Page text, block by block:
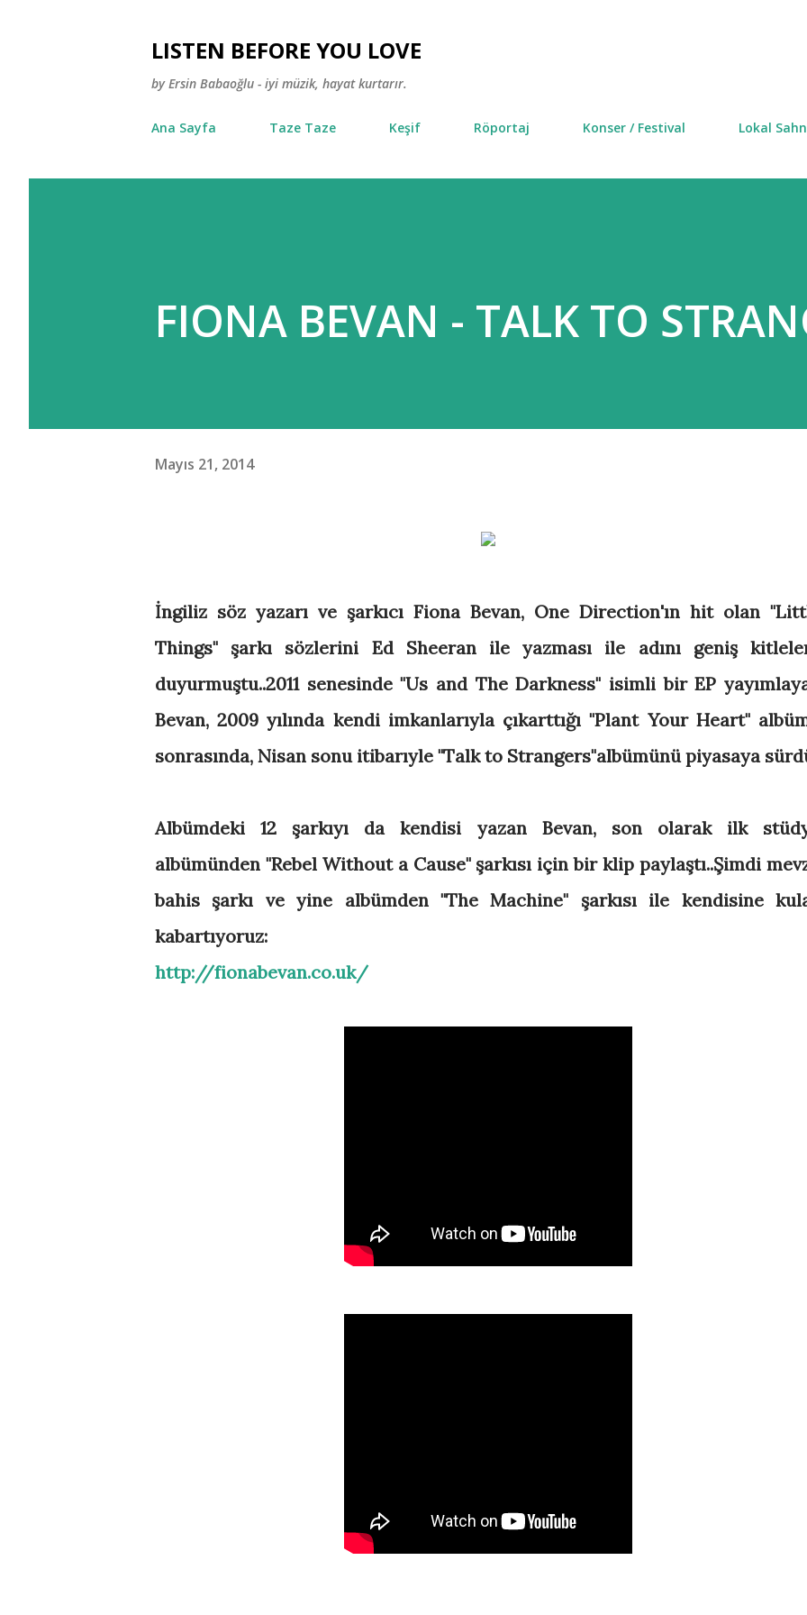
LISTEN BEFORE YOU LOVE
by Ersin Babaoğlu - iyi müzik, hayat kurtarır.
Ana Sayfa Taze Taze Keşif Röportaj Konser / Festival Lokal
FIONA BEVAN - TALK TO
Mayıs 21, 2014
İngiliz söz yazarı ve şarkıcı Fiona Bevan, One Direction'ın hit olan
Things" şarkı sözlerini Ed Sheeran ile yazması ile adını geniş
duyurmuştu..2011 senesinde "Us and The Darkness" isimli bir EP
Bevan, 2009 yılında kendi imkanlarıyla çıkarttığı "Plant Your Heart"
sonrasında, Nisan sonu itibarıyle "Talk to Strangers"albümünü piyasaya
Albümdeki 12 şarkıyı da kendisi yazan Bevan, son olarak ilk
albümünden "Rebel Without a Cause" şarkısı için bir klip paylaştı..Şimdi
bahis şarkı ve yine albümden "The Machine" şarkısı ile kendisine
kabartıyoruz:
http://fionabevan.co.uk/